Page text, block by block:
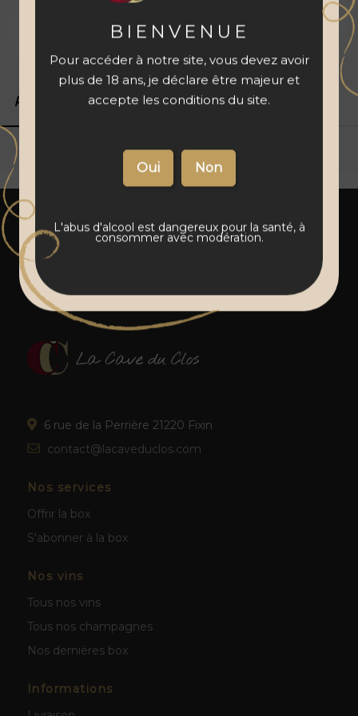
Livraison 48 à 72 h Vins français Paiement sécurisé
Produits associés Détails du produit
6 rue de la Perrière 21220 Fixin
contact@lacaveduclos.com
Nos services
Offrir la box
S'abonner à la box
Nos vins
Tous nos vins
Tous nos champagnes
Nos dernières box
Informations
BIENVENUE
Pour accéder à notre site, vous devez avoir
plus de 18 ans, je déclare être majeur et
accepte les conditions du site.
L'abus d'alcool est dangereux pour la santé, à
consommer avec modération.